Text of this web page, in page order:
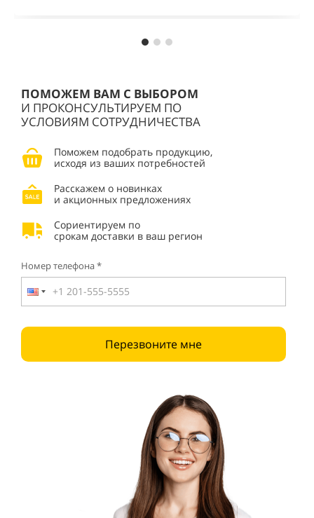
ПОМОЖЕМ ВАМ С ВЫБОРОМ
И ПРОКОНСУЛЬТИРУЕМ ПО
УСЛОВИЯМ СОТРУДНИЧЕСТВА
Поможем подобрать продукцию,
исходя из ваших потребностей
Расскажем о новинках
и акционных предложениях
Сориентируем по
срокам доставки в ваш регион
Номер телефона *
Перезвоните мне